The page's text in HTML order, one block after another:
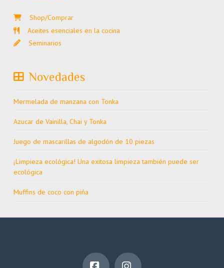
Shop/Comprar
Aceites esenciales en la cocina
Seminarios
Novedades
Mermelada de manzana con Tonka
Azucar de Vainilla, Chai y Tonka
Juego de mascarillas de algodón de 10 piezas
¡Limpieza ecológica! Una exitosa limpieza también puede ser
ecológica
Muffins de coco con piña